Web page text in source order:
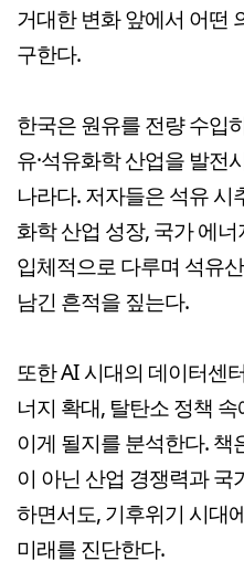
거대한 변화 앞에서 어떤
구한다.
한국은 원유를 전량 수입
유·석유화학 산업을 발전
나라다. 저자들은 석유
화학 산업 성장, 국가 에
입체적으로 다루며 석유
남긴 흔적을 짚는다.
또한 AI 시대의 데이터센
너지 확대, 탈탄소 정책
이게 될지를 분석한다. 책
이 아닌 산업 경쟁력과
하면서도, 기후위기 시대
미래를 진단한다.